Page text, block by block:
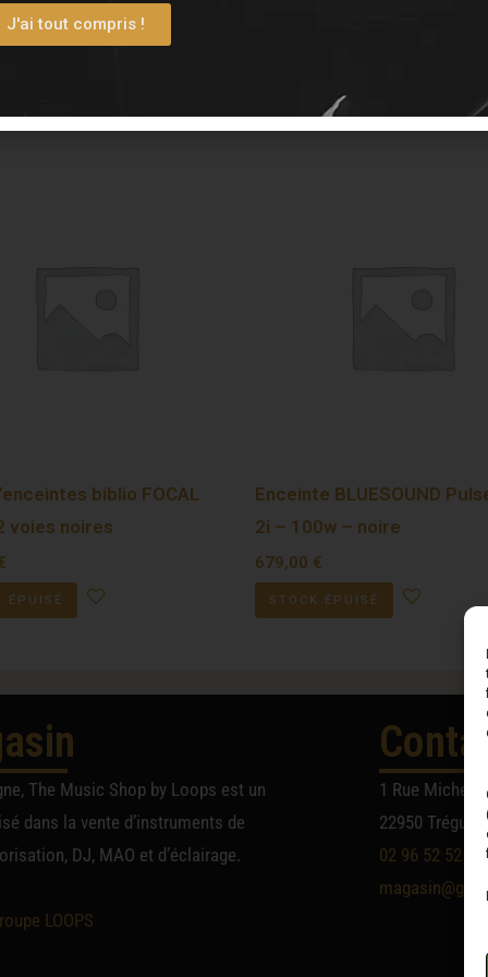
biblio FOCAL
voies noires
ÉPUISÉ
Enceinte BLUESOUND
2i – 100w – noire
679,00 €
STOCK ÉPUISÉ
The Music Shop by Loops est un
dans la vente d’instruments de
DJ, MAO et d’éclairage.
LOOPS
1 Rue Michel
22950
02 96 52 52 52
J'ai tout compris !